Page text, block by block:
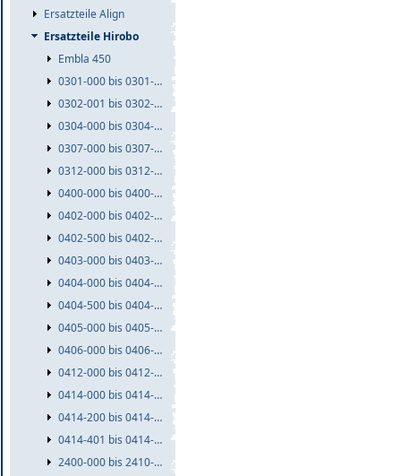
Ersatzteile Align
Ersatzteile Hirobo
Embla 450
0301-000 bis 0301-999
0302-001 bis 0302-999
0304-000 bis 0304-999
0307-000 bis 0307-999
0312-000 bis 0312-999
0400-000 bis 0400-999
0402-000 bis 0402-499
0402-500 bis 0402-999
0403-000 bis 0403-999
0404-000 bis 0404-499
0404-500 bis 0404-999
0405-000 bis 0405-999
0406-000 bis 0406-999
0412-000 bis 0412-999
0414-000 bis 0414-199
0414-200 bis 0414-400
0414-401 bis 0414-999
2400-000 bis 2410-999